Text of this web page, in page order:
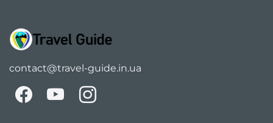
contact@travel-guide.in.ua